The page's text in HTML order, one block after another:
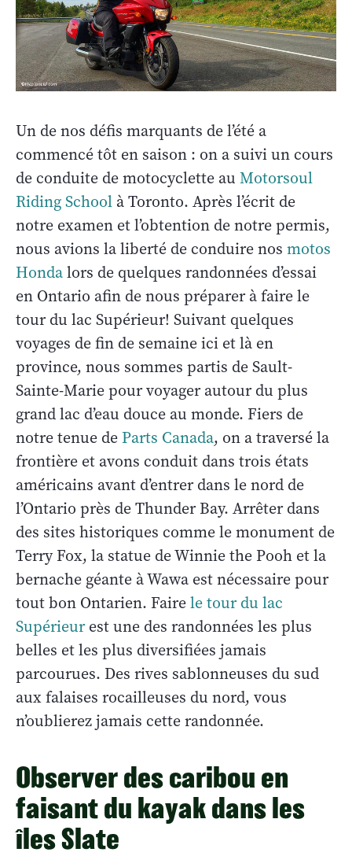
Un de nos défis marquants de l’été a
commencé tôt en saison : on a suivi un cours
de conduite de motocyclette au Motorsoul
Riding School à Toronto. Après l’écrit de
notre examen et l’obtention de notre permis,
nous avions la liberté de conduire nos motos
Hondalors de quelques randonnées d’essai
en Ontario afin de nous préparer à faire le
tour du lac Supérieur! Suivant quelques
voyages de fin de semaine ici et là en
province, nous sommes partis de Sault-
Sainte-Marie pour voyager autour du plus
grand lac d’eau douce au monde. Fiers de
notre tenue de Parts Canada, on a traversé la
frontière et avons conduit dans trois états
américains avant d’entrer dans le nord de
l’Ontario près de Thunder Bay. Arrêter dans
des sites historiques comme le monument de
Terry Fox, la statue de Winnie the Pooh et la
bernache géante à Wawa est nécessaire pour
tout bon Ontarien. Fairele tour du lac
Supérieurest une des randonnées les plus
belles et les plus diversifiées jamais
parcourues. Des rives sablonneuses du sud
aux falaises rocailleuses du nord, vous
n’oublierez jamais cette randonnée.
Observer des caribou en
faisant du kayak dans les
îles Slate